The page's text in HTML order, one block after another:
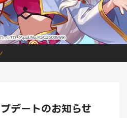
デートのお知らせ